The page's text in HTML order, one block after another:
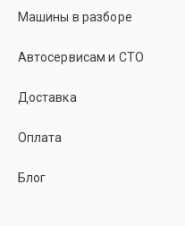
Машины в разборе
Автосервисам и СТО
Доставка
Оплата
Блог